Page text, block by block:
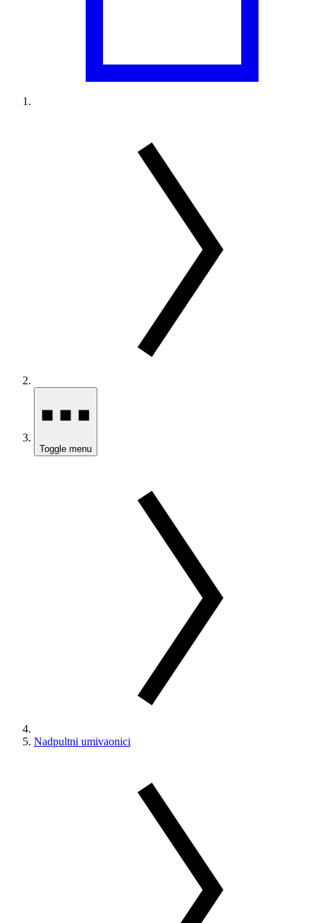
Toggle menu
Nadpultni umivaonici